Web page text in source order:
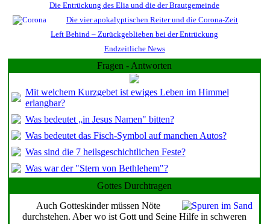
Die Entrückung des Elia und die der Brautgemeinde
Die vier apokalyptischen Reiter und die Corona-Zeit
Left Behind – Zurückgeblieben bei der Entrückung
Endzeitliche News
Fragen - Antworten
Mit welchem Kurzgebet ist ewiges Leben im Himmel
erlangbar?
Was bedeutet „in Jesus Namen" bitten?
Was bedeutet das Fisch-Symbol auf manchen Autos?
Was sind die 7 heilsgeschichtlichen Feste?
Was war der "Stern von Bethlehem"?
Gottes Durchtragen
Auch Gotteskinder müssen Nöte
durchstehen. Aber wo ist Gott und Seine Hilfe in schweren